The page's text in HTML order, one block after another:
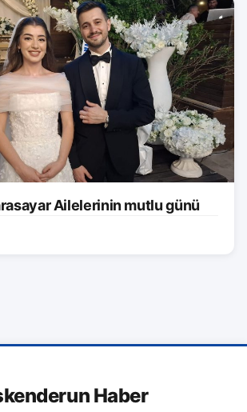
Ailelerinin mutlu günü
Haber